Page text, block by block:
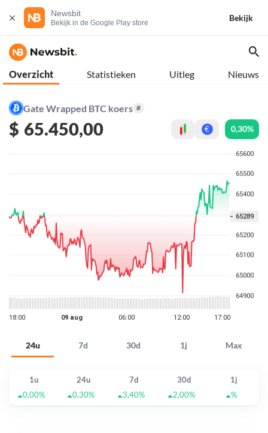
Newsbit
Bekijk in de Google Play store
Bekijk
Overzicht Statistieken Uitleg Nieuws
Gate Wrapped BTC koers #
$ 65.450,00 € 0,30%
24u 7d 30d 1j Max
1u 24u 7d 30d
1j
0,00%
0,30% 3,40% 2,00% %